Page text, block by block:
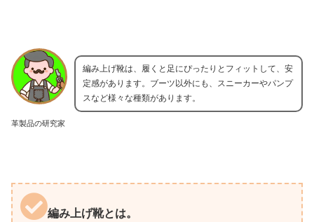
革製品の研究家
編み上げ靴は、履くと足にぴったりとフィットして、安
定感があります。ブーツ以外にも、スニーカーやパンプ
スなど様々な種類があります。
編み上げ靴とは。